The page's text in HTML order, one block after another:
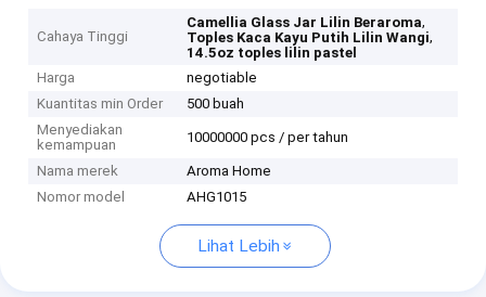
Cahaya Tinggi
Camellia Glass Jar Lilin Beraroma,
Toples Kaca Kayu Putih Lilin Wangi,
14.5oz toples lilin pastel
Harga
negotiable
Kuantitas min Order
500 buah
Menyediakan
kemampuan
10000000 pcs / per tahun
Nama merek
Aroma Home
Nomor model
AHG1015
Lihat Lebih